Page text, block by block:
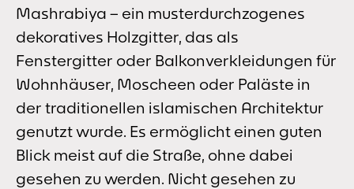
Mashrabiya – ein musterdurchzogenes
dekoratives Holzgitter, das als
Fenstergitter oder Balkonverkleidungen für
Wohnhäuser, Moscheen oder Paläste in
der traditionellen islamischen Architektur
genutzt wurde. Es ermöglicht einen guten
Blick meist auf die Straße, ohne dabei
gesehen zu werden. Nicht gesehen zu